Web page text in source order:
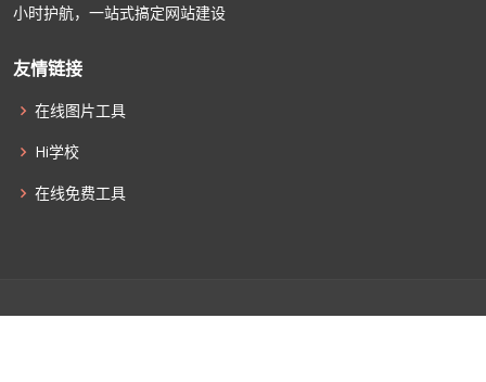
小时护航，一站式搞定网站建设
友情链接
在线图片工具
Hi学校
在线免费工具